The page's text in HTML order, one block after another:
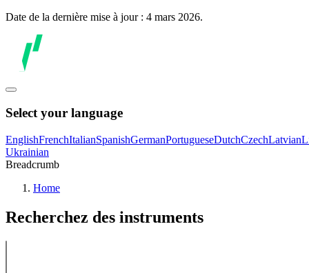
Date de la dernière mise à jour : 4 mars 2026.
Select your language
EnglishFrenchItalianSpanishGermanPortugueseDutchCzechLatvian
Ukrainian
Breadcrumb
Home
Recherchez des instruments